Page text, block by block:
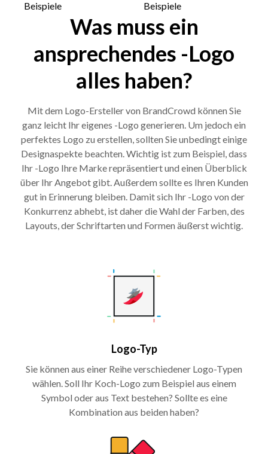
Was muss ein
ansprechendes -Logo
alles haben?
Mit dem Logo-Ersteller von BrandCrowd können Sie
ganz leicht Ihr eigenes -Logo generieren. Um jedoch ein
perfektes Logo zu erstellen, sollten Sie unbedingt einige
Designaspekte beachten. Wichtig ist zum Beispiel, dass
Ihr -Logo Ihre Marke repräsentiert und einen Überblick
über Ihr Angebot gibt. Außerdem sollte es Ihren Kunden
gut in Erinnerung bleiben. Damit sich Ihr -Logo von der
Konkurrenz abhebt, ist daher die Wahl der Farben, des
Layouts, der Schriftarten und Formen äußerst wichtig.
Logo-Typ
Sie können aus einer Reihe verschiedener Logo-Typen
wählen. Soll Ihr Koch-Logo zum Beispiel aus einem
Symbol oder aus Text bestehen? Sollte es eine
Kombination aus beiden haben?